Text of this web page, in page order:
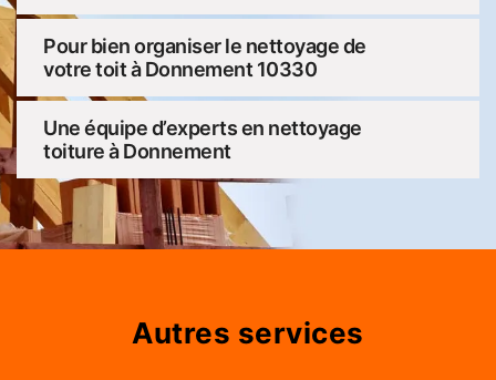
Pour bien organiser le nettoyage de
votre toit à Donnement 10330
Une équipe d’experts en nettoyage
toiture à Donnement
Autres services